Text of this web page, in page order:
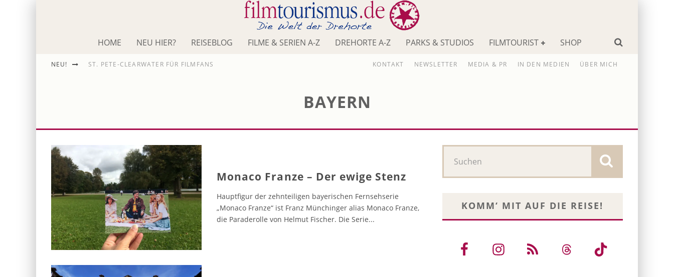
HOME NEU HIER? REISEBLOG FILME & SERIEN A-Z DREHORTE A-Z PARKS & STUDIOS FILMTOURIST SHOP
NEU! ST. PETE-CLEARWATER FÜR FILMFANS KONTAKT NEWSLETTER MEDIA & PR IN DEN MEDIEN ÜBER MICH
BAYERN
Monaco Franze – Der ewige Stenz
Hauptfigur der zehnteiligen bayerischen Fernsehserie
„Monaco Franze“ ist Franz Münchinger alias Monaco Franze,
die Paraderolle von Helmut Fischer. Die Serie...
KOMM‘ MIT AUF DIE REISE!